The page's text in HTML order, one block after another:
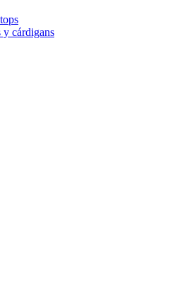
y cárdigans